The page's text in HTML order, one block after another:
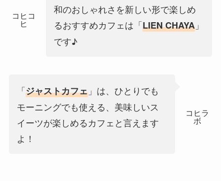
コヒコ
ヒ
和のおしゃれさを新しい形で楽しめ
るおすすめカフェは「LIEN CHAYA」
です♪
コヒラ
ボ
「ジャストカフェ」は、ひとりでも
モーニングでも使える、美味しいス
イーツが楽しめるカフェと言えます
よ！